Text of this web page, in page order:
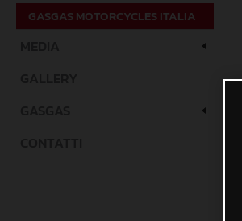
GASGAS MOTORCYCLES ITALIA